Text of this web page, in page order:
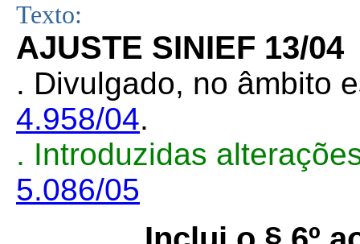
Texto:
AJUSTE SINIEF 13/04
. Divulgado, no âmbito
4.958/04.
. Introduzidas
5.086/05